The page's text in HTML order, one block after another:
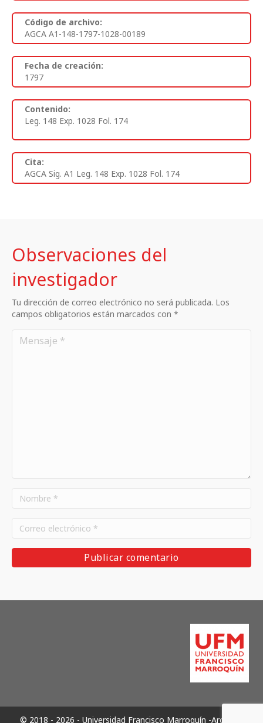
Código de archivo:
AGCA A1-148-1797-1028-00189
Fecha de creación:
1797
Contenido:
Leg. 148 Exp. 1028 Fol. 174
Cita:
AGCA Sig. A1 Leg. 148 Exp. 1028 Fol. 174
Observaciones del
investigador
Tu dirección de correo electrónico no será publicada. Los
campos obligatorios están marcados con *
© 2018 - 2026 - Universidad Francisco Marroquín -Archivos